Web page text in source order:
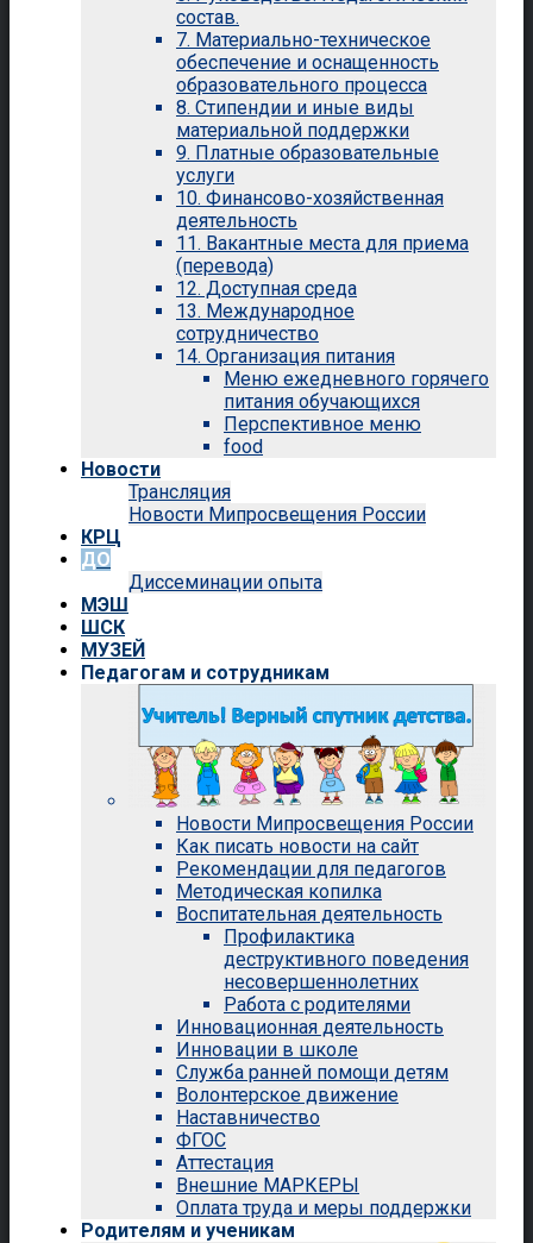
состав.
7. Материально-техническое
обеспечение и оснащенность
образовательного процесса
8. Стипендии и иные виды
материальной поддержки
9. Платные образовательные
услуги
10. Финансово-хозяйственная
деятельность
11. Вакантные места для приема
(перевода)
12. Доступная среда
13. Международное
сотрудничество
14. Организация питания
Меню ежедневного горячего
питания обучающихся
Перспективное меню
food
Новости
Трансляция
Новости Мипросвещения России
КРЦ
ДО
Диссеминации опыта
МЭШ
ШСК
МУЗЕЙ
Педагогам и сотрудникам
Новости Мипросвещения России
Как писать новости на сайт
Рекомендации для педагогов
Методическая копилка
Воспитательная деятельность
Профилактика
деструктивного поведения
несовершеннолетних
Работа с родителями
Инновационная деятельность
Инновации в школе
Служба ранней помощи детям
Волонтерское движение
Наставничество
ФГОС
Аттестация
Внешние МАРКЕРЫ
Оплата труда и меры поддержки
Родителям и ученикам